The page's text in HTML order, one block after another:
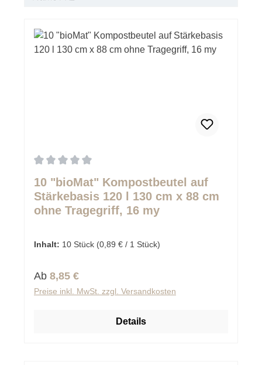
10 "bioMat" Kompostbeutel auf
Stärkebasis 120 l 130 cm x 88 cm
ohne Tragegriff, 16 my
Inhalt: 10 Stück (0,89 € / 1 Stück)
Regulärer Preis:
Ab 8,85 €
Preise inkl. MwSt. zzgl. Versandkosten
Details